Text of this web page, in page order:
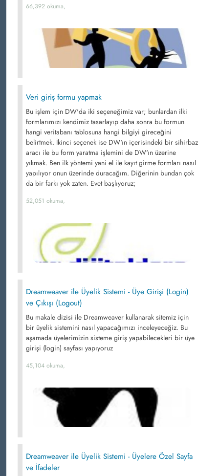
66,392 okuma,
Veri giriş formu yapmak
Bu işlem için DW'da iki seçeneğimiz var; bunlardan ilki
formlarımızı kendimiz tasarlayıp daha sonra bu formun
hangi veritabanı tablosuna hangi bilgiyi gireceğini
belirtmek. İkinci seçenek ise DW'ın içerisindeki bir sihirbaz
aracı ile bu form yaratma işlemini de DW'ın üzerine
yıkmak. Ben ilk yöntemi yani el ile kayıt girme formları nasıl
yapılıyor onun üzerinde duracağım. Diğerinin bundan çok
da bir farkı yok zaten. Evet başlıyoruz;
52,051 okuma,
Dreamweaver ile Üyelik Sistemi - Üye Girişi (Login)
ve Çıkışı (Logout)
Bu makale dizisi ile Dreamweaver kullanarak sitemiz için
bir üyelik sistemini nasıl yapacağımızı inceleyeceğiz. Bu
aşamada üyelerimizin sisteme giriş yapabilecekleri bir üye
girişi (login) sayfası yapıyoruz
45,104 okuma,
Dreamweaver ile Üyelik Sistemi - Üyelere Özel Sayfa
ve İfadeler